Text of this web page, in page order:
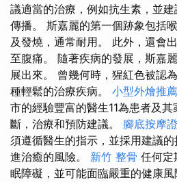
議適當的治療，例如抗生素，並
傳播。 斯嘉麗的第一個跡象包括
及發燒，通常耐用。 此外，還會
至腹痛。 隨著疾病的發展，斯嘉
展出來。 曾幾何時，猩紅色被認
種輕鬆的治療疾病。 小型外燴推薦
市的經驗豐富的醫生11為患者及
斷，治療和預防建議。 腳底按摩
須遵循醫生的指示，並採用建議
進治癒的風險。 新竹 整骨 任何定
眠障礙，並可能面臨嚴重的健康風